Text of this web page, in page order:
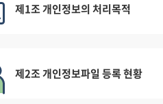
제1조 개인정보의 처리목적
제2조 개인정보파일 등록 현황